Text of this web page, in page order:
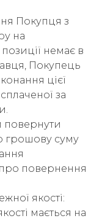
Покупця з
на
немає в
Покупець
цієї
за
повернути
грошову суму
про повернення
якості:
мається на